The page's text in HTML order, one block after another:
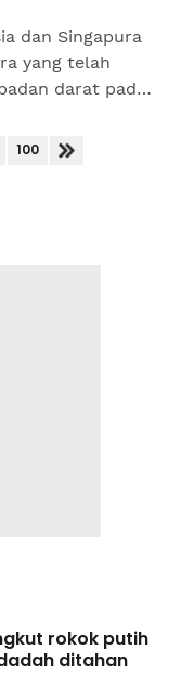
dan Singapura
yang telah
darat pada
100
rokok putih
ditahan